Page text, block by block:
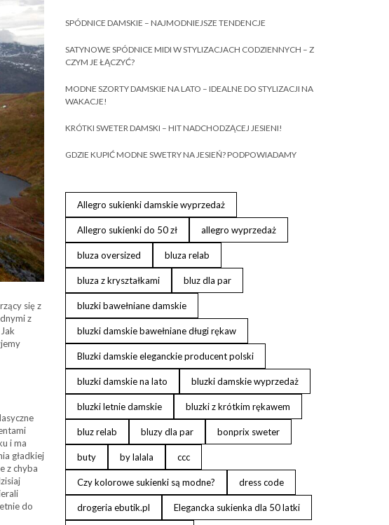
się z
z
i ma
gładkiej
z chyba
do
SPÓDNICE DAMSKIE – NAJMODNIEJSZE TENDENCJE
SATYNOWE SPÓDNICE MIDI W STYLIZACJACH CODZIENNYCH – Z
CZYM JE ŁĄCZYĆ?
MODNE SZORTY DAMSKIE NA LATO – IDEALNE DO STYLIZACJI NA
WAKACJE!
KRÓTKI SWETER DAMSKI – HIT NADCHODZĄCEJ JESIENI!
GDZIE KUPIĆ MODNE SWETRY NA JESIEŃ? PODPOWIADAMY
Allegro sukienki damskie wyprzedaż
Allegro sukienki do 50 zł allegro wyprzedaż
bluza oversized bluza relab
bluza z kryształkami bluz dla par
bluzki bawełniane damskie
bluzki damskie bawełniane długi rękaw
Bluzki damskie eleganckie producent polski
bluzki damskie na lato bluzki damskie wyprzedaż
bluzki letnie damskie bluzki z krótkim rękawem
bluz relab bluzy dla par bonprix sweter
buty by lalala ccc
Czy kolorowe sukienki są modne? dress code
drogeria ebutik.pl Elegancka sukienka dla 50 latki